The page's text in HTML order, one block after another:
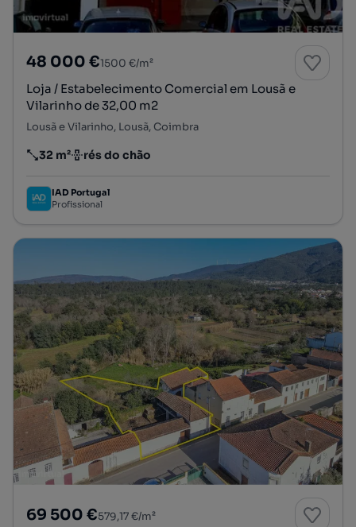
48 000 €1500 €/m²
Loja / Estabelecimento Comercial em Lousã e
Vilarinho de 32,00 m2
Lousã e Vilarinho, Lousã, Coimbra
Preço por metro quadrado
32 m²
Andar rés do chão
IAD Portugal
Profissional
69 500 €579,17 €/m²